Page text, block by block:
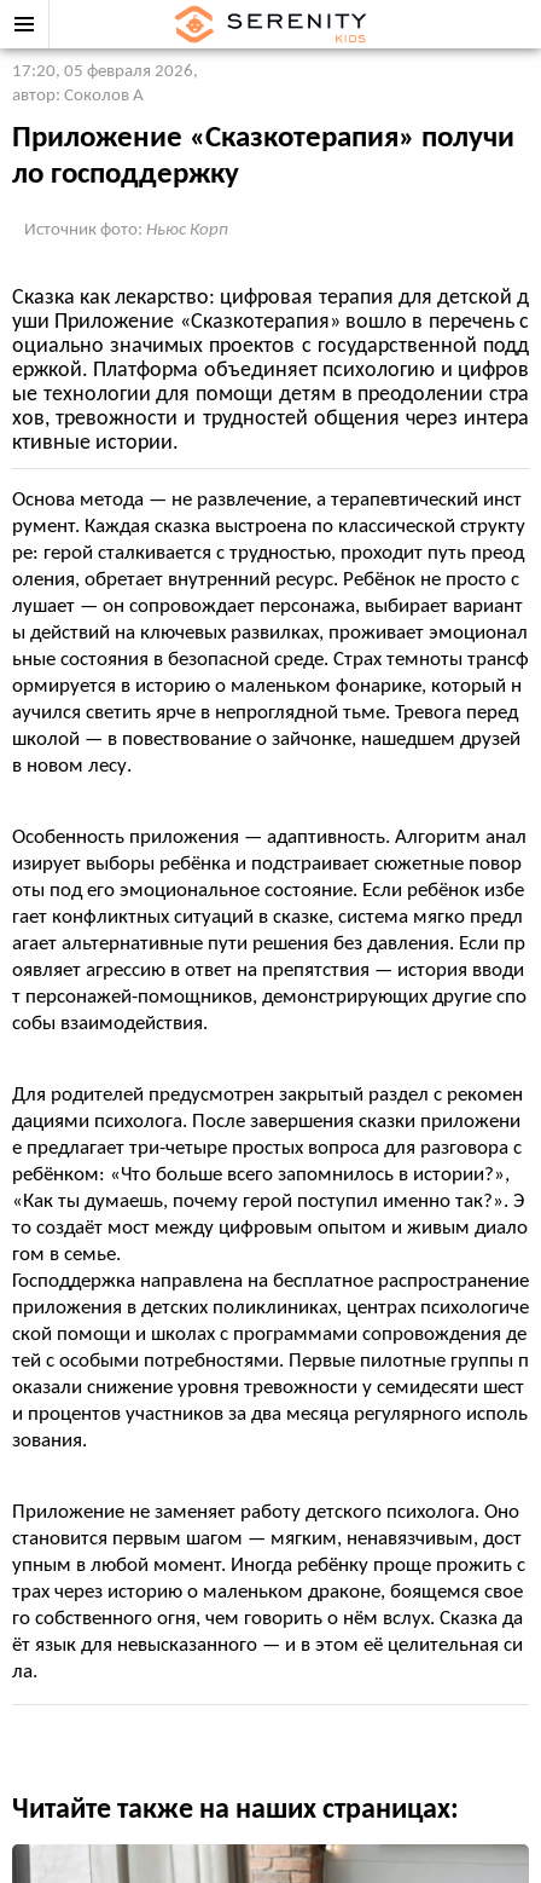
17:20, 05 февраля 2026,
автор: Соколов А
Приложение «Сказкотерапия» получи
ло господдержку
Источник фото: Ньюс Корп
Сказка как лекарство: цифровая терапия для детской д
уши Приложение «Сказкотерапия» вошло в перечень с
оциально значимых проектов с государственной подд
ержкой. Платформа объединяет психологию и цифров
ые технологии для помощи детям в преодолении стра
хов, тревожности и трудностей общения через интера
ктивные истории.
Основа метода — не развлечение, а терапевтический инст
румент. Каждая сказка выстроена по классической структу
ре: герой сталкивается с трудностью, проходит путь преод
оления, обретает внутренний ресурс. Ребёнок не просто с
лушает — он сопровождает персонажа, выбирает вариант
ы действий на ключевых развилках, проживает эмоционал
ьные состояния в безопасной среде. Страх темноты трансф
ормируется в историю о маленьком фонарике, который н
аучился светить ярче в непроглядной тьме. Тревога перед
школой — в повествование о зайчонке, нашедшем друзей
в новом лесу.
Особенность приложения — адаптивность. Алгоритм анал
изирует выборы ребёнка и подстраивает сюжетные повор
оты под его эмоциональное состояние. Если ребёнок избе
гает конфликтных ситуаций в сказке, система мягко предл
агает альтернативные пути решения без давления. Если пр
оявляет агрессию в ответ на препятствия — история вводи
т персонажей-помощников, демонстрирующих другие спо
собы взаимодействия.
Для родителей предусмотрен закрытый раздел с рекомен
дациями психолога. После завершения сказки приложени
е предлагает три-четыре простых вопроса для разговора с
ребёнком: «Что больше всего запомнилось в истории?»,
«Как ты думаешь, почему герой поступил именно так?». Э
то создаёт мост между цифровым опытом и живым диало
гом в семье.
Господдержка направлена на бесплатное распространение
приложения в детских поликлиниках, центрах психологиче
ской помощи и школах с программами сопровождения де
тей с особыми потребностями. Первые пилотные группы п
оказали снижение уровня тревожности у семидесяти шест
и процентов участников за два месяца регулярного исполь
зования.
Приложение не заменяет работу детского психолога. Оно
становится первым шагом — мягким, ненавязчивым, дост
упным в любой момент. Иногда ребёнку проще прожить с
трах через историю о маленьком драконе, боящемся свое
го собственного огня, чем говорить о нём вслух. Сказка да
ёт язык для невысказанного — и в этом её целительная си
ла.
Читайте также на наших страницах: